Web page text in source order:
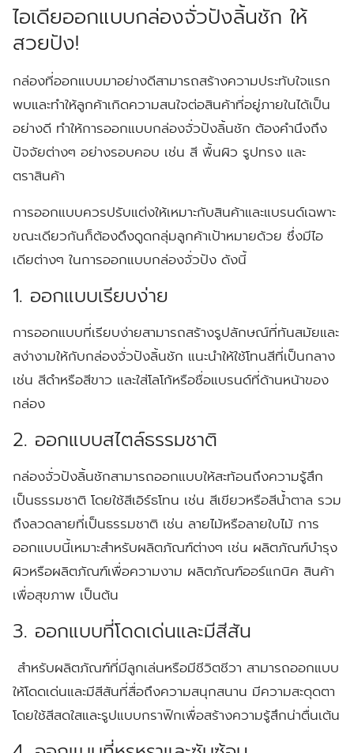
ไอเดียออกแบบกล่องจั่วปังลิ้นชัก ให้
สวยปัง!
กล่องที่ออกแบบมาอย่างดีสามารถสร้างความประทับใจแรก
พบและทำให้ลูกค้าเกิดความสนใจต่อสินค้าที่อยู่ภายในได้เป็น
อย่างดี ทำให้การออกแบบกล่องจั่วปังลิ้นชัก ต้องคำนึงถึง
ปัจจัยต่างๆ อย่างรอบคอบ เช่น สี พื้นผิว รูปทรง และ
ตราสินค้า
การออกแบบควรปรับแต่งให้เหมาะกับสินค้าและแบรนด์เฉพาะ
ขณะเดียวกันก็ต้องดึงดูดกลุ่มลูกค้าเป้าหมายด้วย ซึ่งมีไอ
เดียต่างๆ ในการออกแบบกล่องจั่วปัง ดังนี้
1. ออกแบบเรียบง่าย
การออกแบบที่เรียบง่ายสามารถสร้างรูปลักษณ์ที่ทันสมัยและ
สง่างามให้กับกล่องจั่วปังลิ้นชัก แนะนำให้ใช้โทนสีที่เป็นกลาง
เช่น สีดำหรือสีขาว และใส่โลโก้หรือชื่อแบรนด์ที่ด้านหน้าของ
กล่อง
2. ออกแบบสไตล์ธรรมชาติ
กล่องจั่วปังลิ้นชักสามารถออกแบบให้สะท้อนถึงความรู้สึก
เป็นธรรมชาติ โดยใช้สีเอิร์ธโทน เช่น สีเขียวหรือสีน้ำตาล รวม
ถึงลวดลายที่เป็นธรรมชาติ เช่น ลายไม้หรือลายใบไม้ การ
ออกแบบนี้เหมาะสำหรับผลิตภัณฑ์ต่างๆ เช่น ผลิตภัณฑ์บำรุง
ผิวหรือผลิตภัณฑ์เพื่อความงาม ผลิตภัณฑ์ออร์แกนิค สินค้า
เพื่อสุขภาพ เป็นต้น
3. ออกแบบที่โดดเด่นและมีสีสัน
สำหรับผลิตภัณฑ์ที่มีลูกเล่นหรือมีชีวิตชีวา สามารถออกแบบ
ให้โดดเด่นและมีสีสันที่สื่อถึงความสนุกสนาน มีความสะดุดตา
โดยใช้สีสดใสและรูปแบบกราฟิกเพื่อสร้างความรู้สึกน่าตื่นเต้น